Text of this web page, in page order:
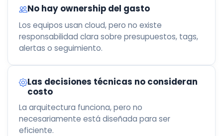
No hay ownership del gasto
Los equipos usan cloud, pero no existe
responsabilidad clara sobre presupuestos, tags,
alertas o seguimiento.
Las decisiones técnicas no consideran
costo
La arquitectura funciona, pero no
necesariamente está diseñada para ser
eficiente.